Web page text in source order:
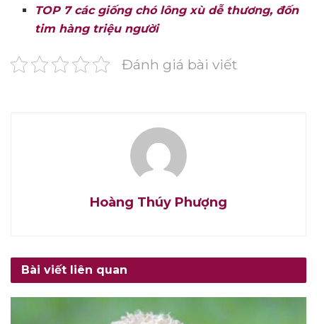
TOP 7 các giống chó lông xù dễ thương, đốn
tim hàng triệu người
Đánh giá bài viết
Hoàng Thúy Phượng
Bài viết liên quan